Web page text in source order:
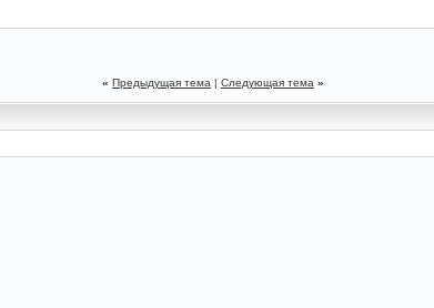
« Предыдущая тема | Следующая тема »